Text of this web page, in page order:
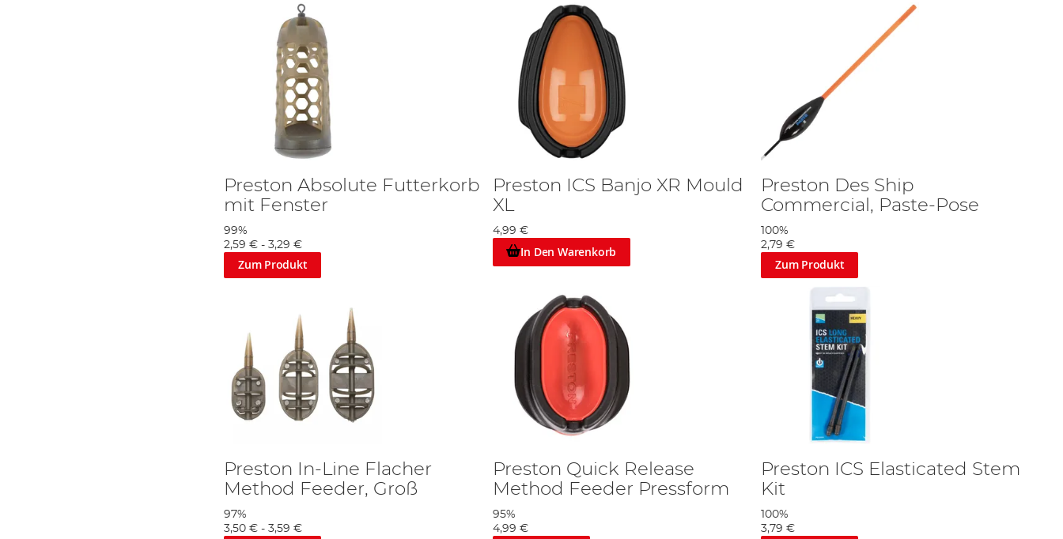
Preston Absolute Futterkorb
mit Fenster
99%
2,59 € -3,29 €
Zum Produkt
Preston ICS Banjo XR Mould
XL
4,99 €
In Den Warenkorb
Preston Des Ship
Commercial, Paste-Pose
100%
2,79 €
Zum Produkt
Preston In-Line Flacher
Method Feeder, Groß
97%
3,50 € -3,59 €
Preston Quick Release
Method Feeder Pressform
95%
4,99 €
Preston ICS Elasticated Stem
Kit
100%
3,79 €